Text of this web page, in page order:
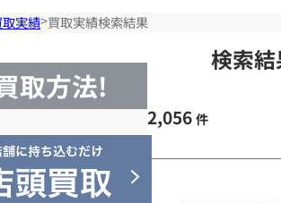
取実績 買取実績検索結果
取方法!
検索
2,056 件